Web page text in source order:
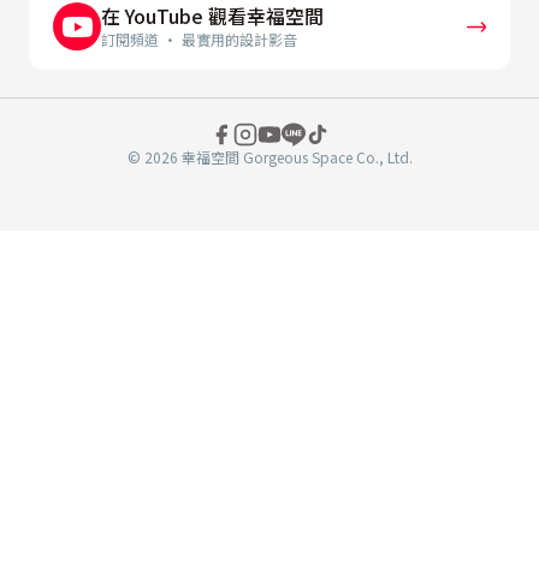
在 YouTube 觀看幸福空間
訂閱頻道 · 最實用的設計影音
© 2026 幸福空間 Gorgeous Space Co., Ltd.